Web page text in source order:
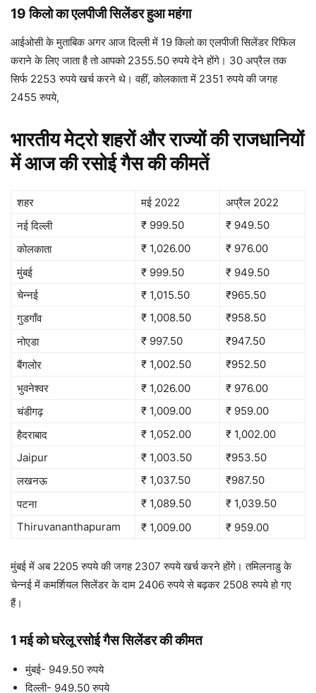
19 किलो का एलपीजी सिलेंडर हुआ महंगा
आईओसी के मुताबिक अगर आज दिल्ली में 19 किलो का एलपीजी सिलेंडर रिफिल
कराने के लिए जाता है तो आपको 2355.50 रुपये देने होंगे। 30 अप्रैल तक
सिर्फ 2253 रुपये खर्च करने थे।वहीं, कोलकाता में 2351 रुपये की जगह
2455 रुपये,
भारतीय मेट्रो शहरों और राज्यों की राजधानियों
में आज की रसोई गैस की कीमतें
शहर मई 2022
अप्रैल 2022
नई दिल्ली
₹ 999.50
₹ 949.50
कोलकाता
₹ 1,026.00
₹ 976.00
मुंबई
₹ 999.50
₹ 949.50
चेन्नई
₹ 1,015.50
₹965.50
गुडगाँव
₹ 1,008.50
₹958.50
नोएडा
₹ 997.50
₹947.50
बैंगलोर
₹ 1,002.50
₹952.50
भुवनेश्वर
₹ 1,026.00
₹ 976.00
चंडीगढ़
₹ 1,009.00
₹ 959.00
हैदराबाद
₹ 1,052.00
₹ 1,002.00
Jaipur
₹ 1,003.50
₹953.50
लखनऊ
₹ 1,037.50
₹987.50
पटना
₹ 1,089.50
₹ 1,039.50
Thiruvananthapuram
₹ 1,009.00 ₹ 959.00
मुंबई में अब 2205 रुपये की जगह 2307 रुपये खर्च करने होंगे।तमिलनाडु के
चेन्नई में कमर्शियल सिलेंडर के दाम 2406 रुपये से बढ़कर 2508 रुपये हो गए
हैं।
1 मई को घरेलू रसोई गैस सिलेंडर की कीमत
मुंबई- 949.50 रुपये
दिल्ली- 949.50 रुपये